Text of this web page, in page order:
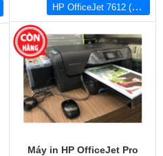
HP OfficeJet 7612 (G1X85A) Kèm hệ thống mực in liên tục 400ML
Máy in HP OfficeJet Pro